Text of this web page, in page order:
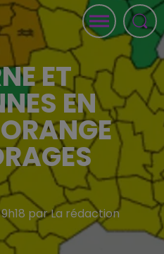
ET
EN
9h18 par La rédaction